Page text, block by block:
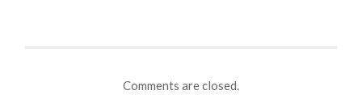
Comments are closed.